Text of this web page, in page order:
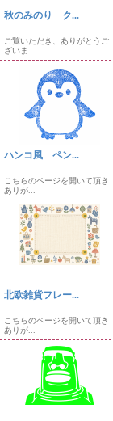
秋のみのり ク...
ご覧いただき、ありがとうご
ざいま...
ハンコ風 ペン...
こちらのページを開いて頂き
ありが...
北欧雑貨フレー...
こちらのページを開いて頂き
ありが...